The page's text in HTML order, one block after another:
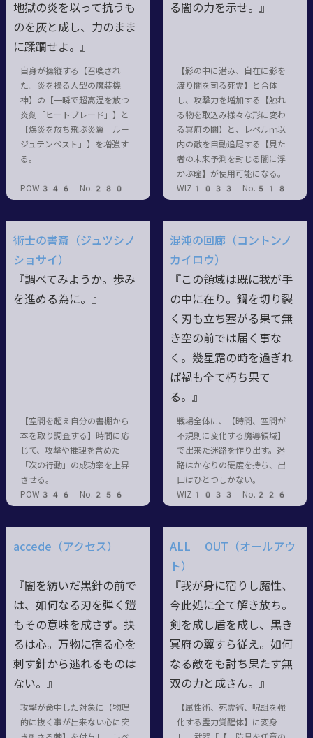
地獄の炎を以って抗うも
のを灰と成し、力のまま
に蹂躙せよ。』
自身が操縦する【召喚され
た。炎を操る人型の魔装機
神】の【一瞬で超高温を放つ
炎剣「ヒートブレード」】と
【爆炎を放ち飛ぶ炎翼「ルー
ジュテンペスト」】を増強す
る。
POW346 No.280
る闇の力を示せ。』
【影の中に潜み、自在に影を
渡り闇を司る死霊】と合体
し、攻撃力を増加する【触れ
る物を取込み様々な形に変わ
る冥府の闇】と、レベルｍ以
内の敵を自動追尾する【見た
者の未来予測を封じる闇に浮
かぶ瞳】が使用可能になる。
WIZ1033 No.518
術士の書斎（ジュツシノ
ショサイ）
『調べてみようか。歩み
を進める為に。』
【空間を超え自分の書棚から
本を取り調査する】時間に応
じて、攻撃や推理を含めた
「次の行動」の成功率を上昇
させる。
POW346 No.256
混沌の回廊（コントンノ
カイロウ）
『この領域は既に我が手
の中に在り。鋼を切り裂
く刃も立ち塞がる果て無
き空の前では届く事な
く。幾星霜の時を過ぎれ
ば禍も全て朽ち果て
る。』
戦場全体に、【時間、空間が
不規則に変化する魔導領域】
で出来た迷路を作り出す。迷
路はかなりの硬度を持ち、出
口はひとつしかない。
WIZ1033 No.226
accede（アクセス）
『闇を紡いだ黒針の前で
は、如何なる刃を弾く鎧
もその意味を成さず。抉
るは心。万物に宿る心を
刺す針から逃れるものは
ない。』
攻撃が命中した対象に【物理
的に抜く事が出来ない心に突
ALL OUT（オールアウ
ト）
『我が身に宿りし魔性、
今此処に全て解き放ち。
剣を成し盾を成し、黒き
冥府の翼すら従え。如何
なる敵をも討ち果たす無
双の力と成さん。』
【属性術、死霊術、呪詛を強
化する霊力覚醒体】に変身